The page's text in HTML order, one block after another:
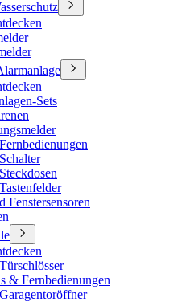
Sets
Fenstersensoren
& Fernbedienungen